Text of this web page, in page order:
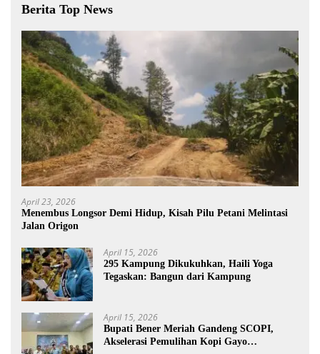
Berita Top News
April 23, 2026
Menembus Longsor Demi Hidup, Kisah Pilu Petani Melintasi
Jalan Origon
April 15, 2026
295 Kampung Dikukuhkan, Haili Yoga
Tegaskan: Bangun dari Kampung
April 15, 2026
Bupati Bener Meriah Gandeng SCOPI,
Akselerasi Pemulihan Kopi Gayo